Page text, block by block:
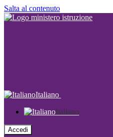
Salta al contenuto
Italiano
Italiano
Accedi